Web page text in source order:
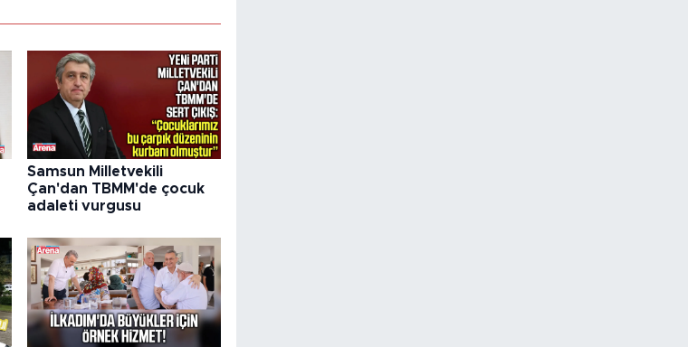
Samsun Milletvekili
Çan'dan TBMM'de çocuk
adaleti vurgusu